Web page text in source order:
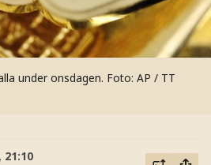
under onsdagen. Foto: AP / TT
21:10